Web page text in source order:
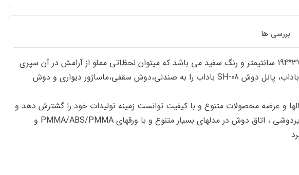
بررسی ها
یکی از محصولات تولید شده توسط این کمپانی مطرح، پانل دوش باداب SH-08 با طراحی مدرن و زیبا،در ابعاد 15*37*194 سانتیمتر و رنگ سفید می باشد که میتوان لحظاتی مملو از آرامش در آن سپری
کرد.جنس کلیه ورق پانل دوش های عرضه شده محصولات باداب از نوع آکرولیک با ضخامت 6 میل است. همچنین باداب، پانل دوش SH-08 باداب را به صندلی،دوش سقفی،ماساژور دیواری و دوش
و با گذشت سالها و عرضه محصولات متنوع و با کیفیت توانست زمینه تولیدات خود را گشترش دهد و
یکی از کمپانی های پر آوازه بازار ایران گردد. باداب اکنون همگام با مدلهای روز دنیا به عرضه انواع جکوزی ، وان و زیردوشی ، اتاق دوش در مدلهای بسیار متنوع و با ورقهای PMMA/ABS/PMMA و